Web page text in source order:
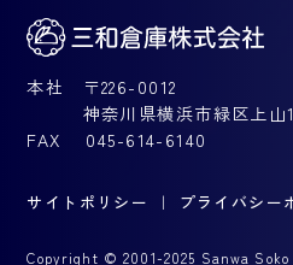
本社 〒226-0012
神奈川県横浜市緑区上山
FAX 045-614-6140
サイトポリシー ｜ プライバシー
Copyright © 2001-2025 Sanwa